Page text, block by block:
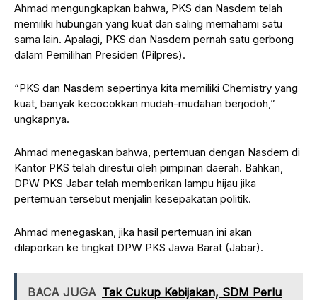
Ahmad mengungkapkan bahwa, PKS dan Nasdem telah
memiliki hubungan yang kuat dan saling memahami satu
sama lain. Apalagi, PKS dan Nasdem pernah satu gerbong
dalam Pemilihan Presiden (Pilpres).
“PKS dan Nasdem sepertinya kita memiliki Chemistry yang
kuat, banyak kecocokkan mudah-mudahan berjodoh,”
ungkapnya.
Ahmad menegaskan bahwa, pertemuan dengan Nasdem di
Kantor PKS telah direstui oleh pimpinan daerah. Bahkan,
DPW PKS Jabar telah memberikan lampu hijau jika
pertemuan tersebut menjalin kesepakatan politik.
Ahmad menegaskan, jika hasil pertemuan ini akan
dilaporkan ke tingkat DPW PKS Jawa Barat (Jabar).
BACA JUGA Tak Cukup Kebijakan, SDM Perlu